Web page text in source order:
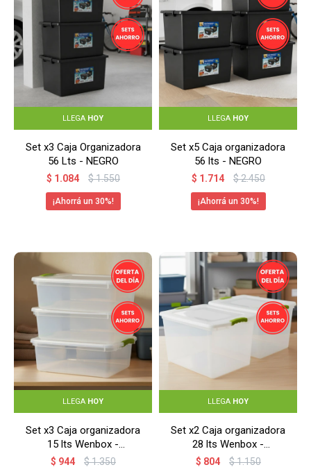
LLEGA HOY
Set x3 Caja Organizadora
56 Lts - NEGRO
$ 1.084 $1.550
30
LLEGA HOY
Set x5 Caja organizadora
56 lts - NEGRO
$ 1.714 $2.450
30
LLEGA HOY
Set x3 Caja organizadora
15 lts Wenbox -
TRANSPARENTE
$ 944 $1.350
LLEGA HOY
Set x2 Caja organizadora
28 lts Wenbox -
TRANSPARENTE
$ 804 $1.150